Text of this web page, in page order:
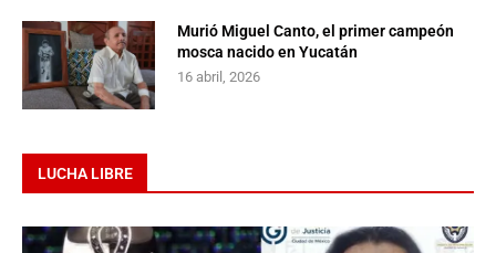
Murió Miguel Canto, el primer campeón
mosca nacido en Yucatán
16 abril, 2026
LUCHA LIBRE